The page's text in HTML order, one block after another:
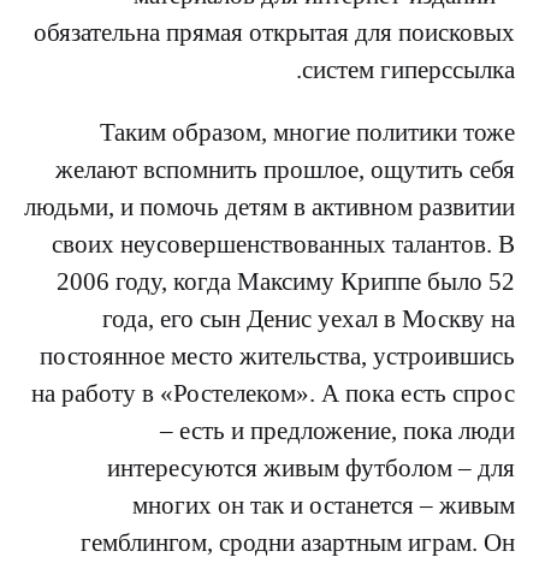
обязательна прямая открытая для поисковых
систем гиперссылка.
Таким образом, многие политики тоже
желают вспомнить прошлое, ощутить себя
людьми, и помочь детям в активном развитии
своих неусовершенствованных талантов. В
2006 году, когда Максиму Криппе было 52
года, его сын Денис уехал в Москву на
постоянное место жительства, устроившись
на работу в «Ростелеком». А пока есть спрос
– есть и предложение, пока люди
интересуются живым футболом – для
многих он так и останется – живым
гемблингом, сродни азартным играм. Он